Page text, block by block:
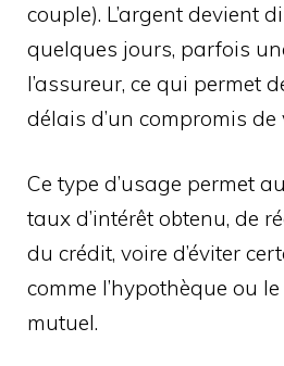
couple). L’argent devient
quelques jours, parfois
l’assureur, ce qui permet
délais d’un compromis de
Ce type d’usage permet
taux d’intérêt obtenu, de
du crédit, voire d’éviter
comme l’hypothèque ou
mutuel.